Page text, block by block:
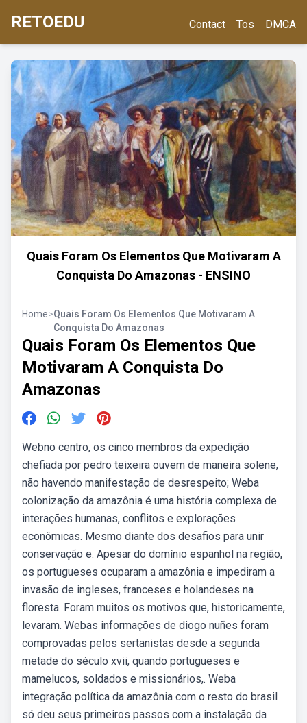
RETOEDU Contact Tos DMCA
Quais Foram Os Elementos Que Motivaram A
Conquista Do Amazonas - ENSINO
Home>Quais Foram Os Elementos Que Motivaram A
Conquista Do Amazonas
Quais Foram Os Elementos Que
Motivaram A Conquista Do
Amazonas
Webno centro, os cinco membros da expedição
chefiada por pedro teixeira ouvem de maneira solene,
não havendo manifestação de desrespeito; Weba
colonização da amazônia é uma história complexa de
interações humanas, conflitos e explorações
econômicas. Mesmo diante dos desafios para unir
conservação e. Apesar do domínio espanhol na região,
os portugueses ocuparam a amazônia e impediram a
invasão de ingleses, franceses e holandeses na
floresta. Foram muitos os motivos que, historicamente,
levaram. Webas informações de diogo nuñes foram
comprovadas pelos sertanistas desde a segunda
metade do século xvii, quando portugueses e
mamelucos, soldados e missionários,. Weba
integração política da amazônia com o resto do brasil
só deu seus primeiros passos com a instalação da